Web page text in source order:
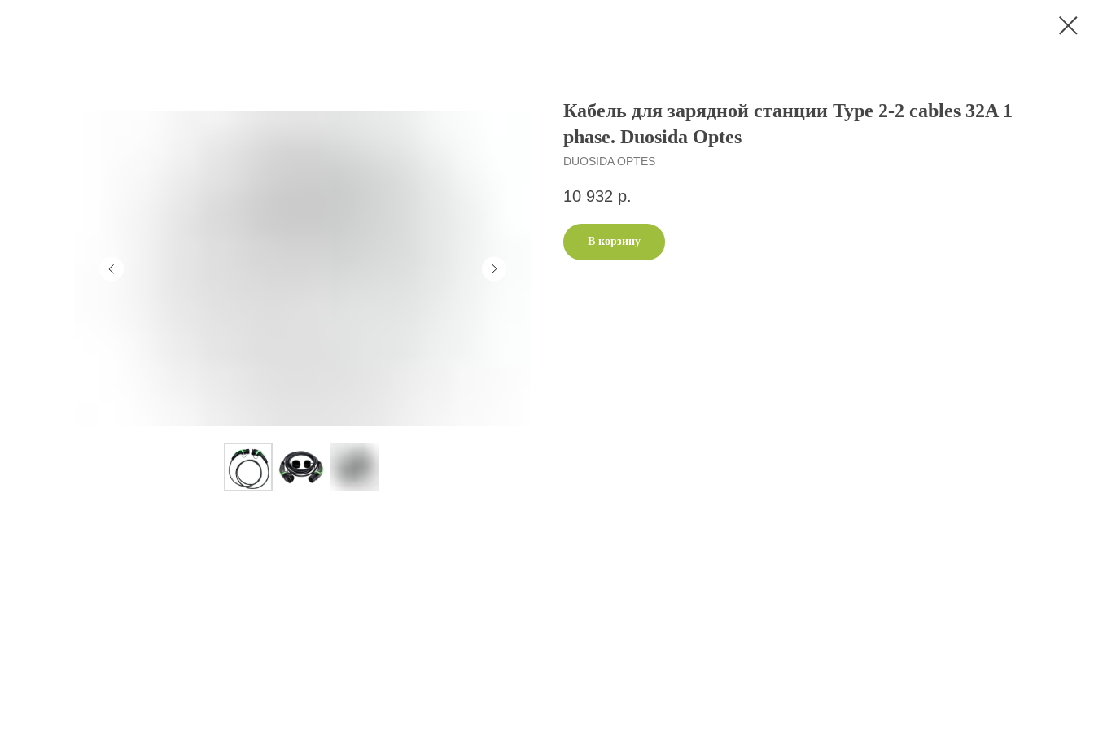
Кабель для зарядной станции Type 2-2 cables 32A 1
phase. Duosida Optes
DUOSIDA OPTES
10 932 р.
В корзину